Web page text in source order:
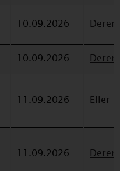
10.09.2026
10.09.2026
11.09.2026 Eller
11.09.2026